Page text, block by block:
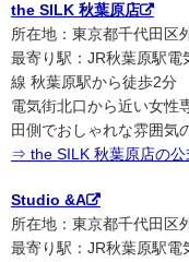
the SILK 秋葉原店
所在地：東京都千代田区
最寄り駅：JR秋葉原駅電
線 秋葉原駅から徒歩2分
電気街北口から近い女性
田側でおしゃれな雰囲気
⇒ the SILK 秋葉原店の公
Studio &A
所在地：東京都千代田区
最寄り駅：JR秋葉原駅電